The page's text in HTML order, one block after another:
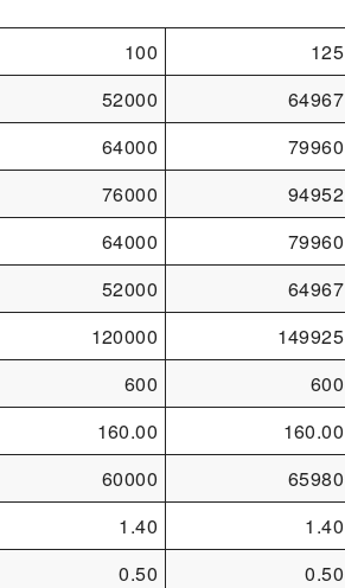
100
125
52000
64967
64000
79960
76000
94952
64000
79960
52000
64967
120000
149925
600
600
160.00
160.00
60000
65980
1.40
1.40
0.50
0.50